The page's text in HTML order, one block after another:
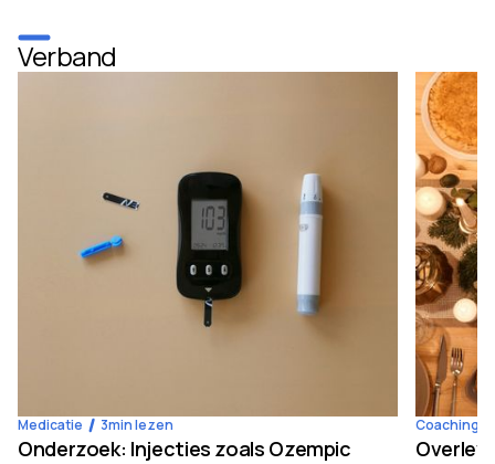
Verband
Medicatie 3min lezen
Onderzoek: Injecties zoals Ozempic
Coaching